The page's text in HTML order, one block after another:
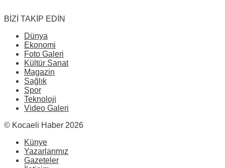
BİZİ TAKİP EDİN
Dünya
Ekonomi
Foto Galeri
Kültür Sanat
Magazin
Sağlık
Spor
Teknoloji
Video Galeri
© Kocaeli Haber 2026
Künye
Yazarlarımız
Gazeteler